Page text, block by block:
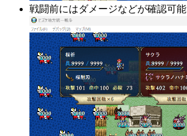
戦闘前にはダメージなどが確認可能